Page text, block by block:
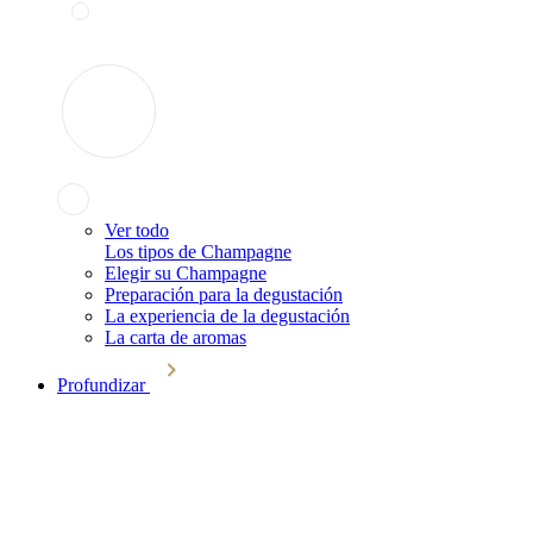
Ver todo
Los tipos de Champagne
Elegir su Champagne
Preparación para la degustación
La experiencia de la degustación
La carta de aromas
Profundizar